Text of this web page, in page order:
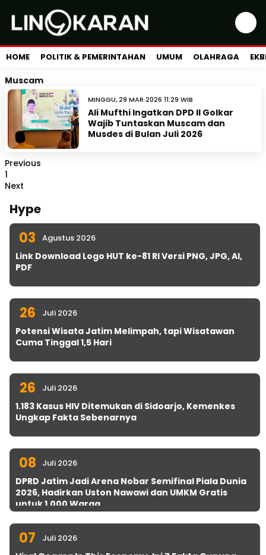
HOME POLITIK & PEMERINTAHAN UMUM OLAHRAGA
Muscam
MINGGU, 29 MAR 2026 11:29 WIB
Ali Mufthi Ingatkan DPD II Golkar
Wajib Tuntaskan Muscam dan
Musdes di Bulan Juli 2026
Previous
1
Next
Hype
03 Agustus 2026
Link Download Logo HUT ke-81 RI Versi PNG, JPG, AI,
PDF
26 Juli 2026
Potensi Wisata Jatim Melimpah, tapi Wisatawan
Cuma Tinggal 1,5 Hari
26 Juli 2026
1.183 Kasus HIV Ditemukan di Sidoarjo, Kemenkes
Ungkap Fakta Sebenarnya
08 Juli 2026
DPRD Jatim Jadi Arena Nobar Semifinal Piala Dunia
2026, Hadirkan Uston Nawawi dan UMKM Gratis
untuk 1.000 Warga
07 Juli 2026